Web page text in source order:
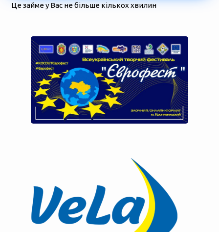
Це займе у Вас не більше кількох хвилин